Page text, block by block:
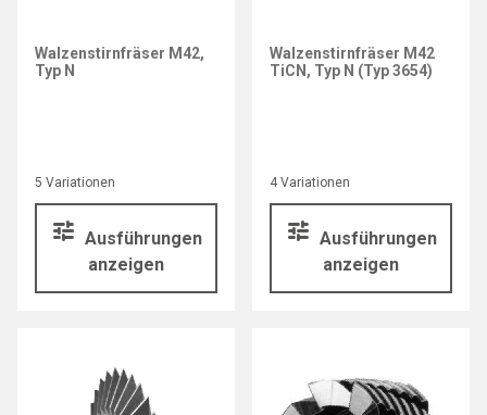
5 Variationen
Ausführungen
anzeigen
Walzenstirnfräser M42,
Typ N
4 Variationen
Ausführungen
anzeigen
Walzenstirnfräser M42
TiCN, Typ N (Typ 3654)